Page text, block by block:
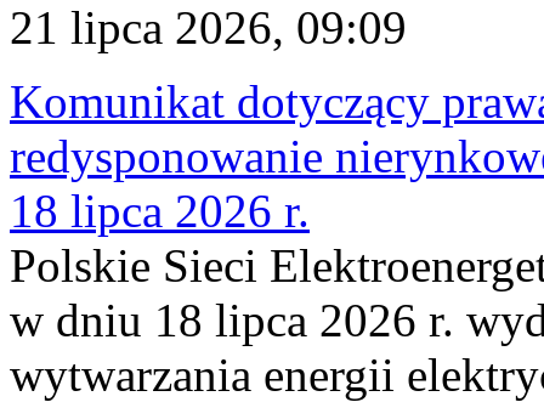
21 lipca 2026, 09:09
Komunikat dotyczący
redysponowanie
18 lipca 2026 r.
Polskie Sieci
w dniu 18 lipca 2026 r.
wytwarzania energii